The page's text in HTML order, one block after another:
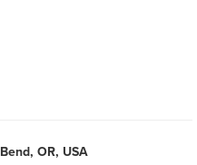
Bend, OR, USA